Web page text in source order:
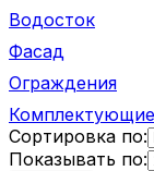
Водосток
Фасад
Ограждения
Комплектующие
Сортировка по:
Показывать по: